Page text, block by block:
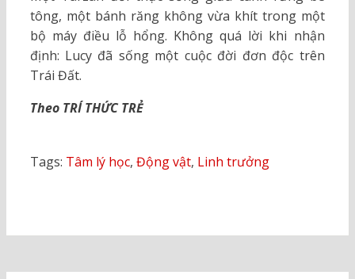
tông, một bánh răng không vừa khít trong một
bộ máy điều lỗ hổng. Không quá lời khi nhận
định: Lucy đã sống một cuộc đời đơn độc trên
Trái Đất.
Theo TRÍ THỨC TRẺ
Tags: Tâm lý học, Động vật, Linh trưởng